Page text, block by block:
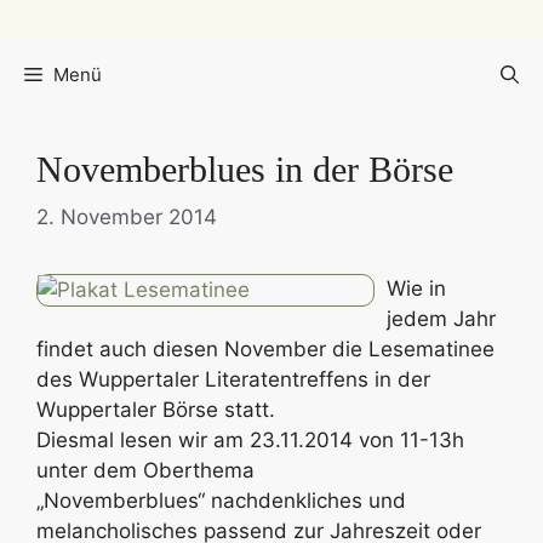
Menü
Novemberblues in der Börse
2. November 2014
Wie in
jedem Jahr
findet auch diesen November die Lesematinee
des Wuppertaler Literatentreffens in der
Wuppertaler Börse statt.
Diesmal lesen wir am 23.11.2014 von 11-13h
unter dem Oberthema
„Novemberblues“ nachdenkliches und
melancholisches passend zur Jahreszeit oder